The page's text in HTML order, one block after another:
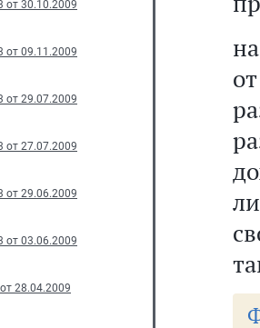
от 30.10.2009
от 09.11.2009
от 29.07.2009
от 27.07.2009
от 29.06.2009
от 03.06.2009
28.04.2009